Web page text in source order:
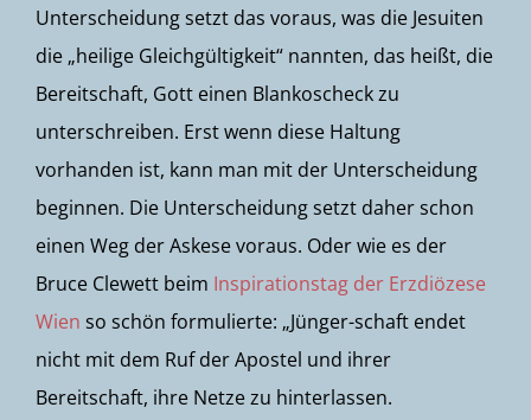
Unterscheidung setzt das voraus, was die Jesuiten
die „heilige Gleichgültigkeit“ nannten, das heißt, die
Bereitschaft, Gott einen Blankoscheck zu
unterschreiben. Erst wenn diese Haltung
vorhanden ist, kann man mit der Unterscheidung
beginnen. Die Unterscheidung setzt daher schon
einen Weg der Askese voraus. Oder wie es der
Bruce Clewett beim Inspirationstag der Erzdiözese
Wien so schön formulierte: „Jünger-schaft endet
nicht mit dem Ruf der Apostel und ihrer
Bereitschaft, ihre Netze zu hinterlassen.